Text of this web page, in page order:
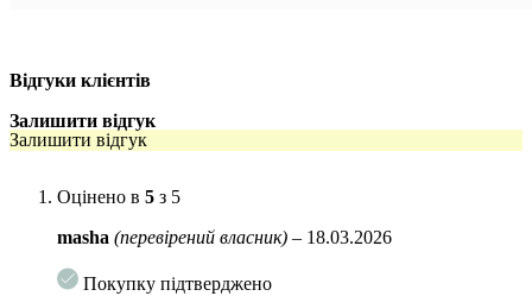
Відгуки клієнтів
Залишити відгук
Залишити відгук
Оцінено в 5 з 5
masha (перевірений власник) – 18.03.2026
Покупку підтверджено